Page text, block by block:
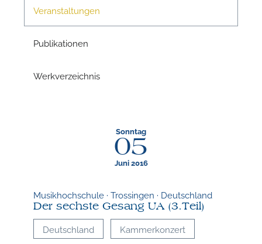
Veranstaltungen
Publikationen
Werkverzeichnis
Sonntag
05
Juni 2016
Musikhochschule · Trossingen · Deutschland
Der sechste Gesang UA (3.Teil)
Deutschland Kammerkonzert